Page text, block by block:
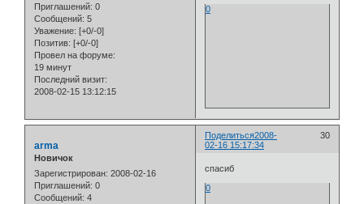
Приглашений: 0
Сообщений: 5
Уважение: [+0/-0]
Позитив: [+0/-0]
Провел на форуме:
19 минут
Последний визит:
2008-02-15 13:12:15
0
Поделиться 30
2008-
02-16 15:17:34
arma
Новичок
Зарегистрирован: 2008-02-16
Приглашений: 0
Сообщений: 4
спасиб
0